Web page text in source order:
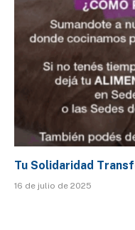
Tu Solidaridad
16 de julio de 2025